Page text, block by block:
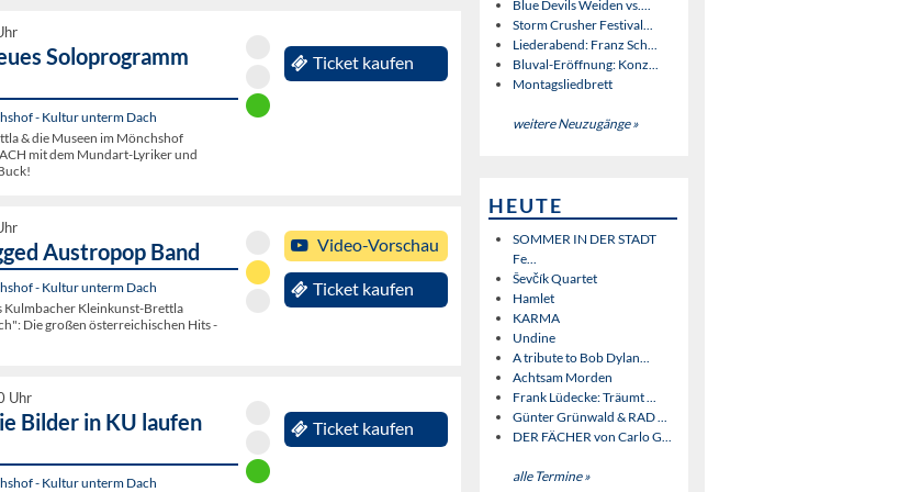
Soloprogramm
- Kultur unterm Dach
& die Museen im Mönchshof
mit dem Mundart-Lyriker und
Ticket kaufen
Austropop Band
- Kultur unterm Dach
Kulmbacher Kleinkunst-Brettla
Die großen österreichischen Hits -
Video-Vorschau
Ticket kaufen
Uhr
Bilder in KU laufen
- Kultur unterm Dach
Ticket kaufen
Blue Devils Weiden vs....
Storm Crusher Festival...
Liederabend: Franz Sch...
Bluval-Eröffnung: Konz...
Montagsliedbrett
weitere Neuzugänge »
HEUTE
SOMMER IN DER STADT
Fe...
Ševčík Quartet
Hamlet
KARMA
Undine
A tribute to Bob Dylan...
Achtsam Morden
Frank Lüdecke: Träumt ...
Günter Grünwald & RAD ...
DER FÄCHER von Carlo G...
alle Termine »